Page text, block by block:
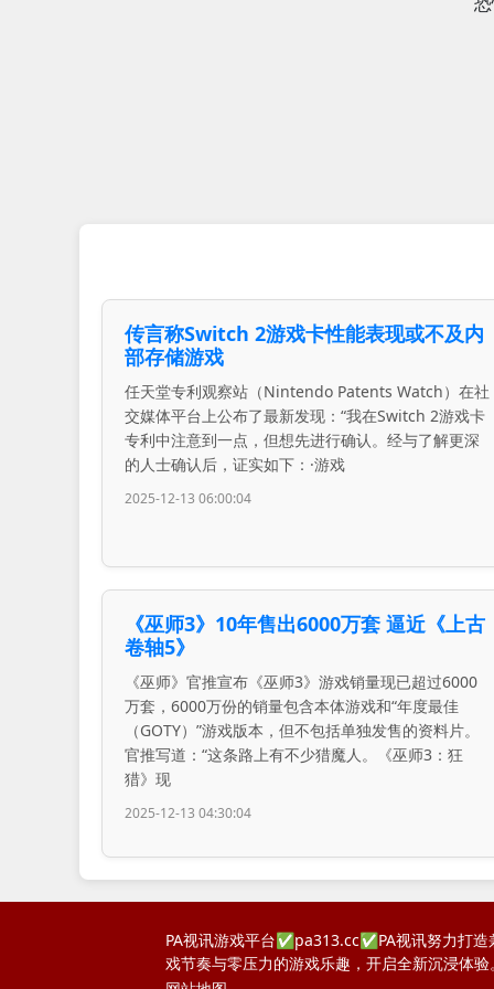
传言称Switch 2游戏卡性能表现或不及内
部存储游戏
任天堂专利观察站（Nintendo Patents Watch）在社
交媒体平台上公布了最新发现：“我在Switch 2游戏卡
专利中注意到一点，但想先进行确认。经与了解更深
的人士确认后，证实如下：·游戏
2025-12-13 06:00:04
《巫师3》10年售出6000万套 逼近《上古
卷轴5》
《巫师》官推宣布《巫师3》游戏销量现已超过6000
万套，6000万份的销量包含本体游戏和“年度最佳
（GOTY）”游戏版本，但不包括单独发售的资料片。
官推写道：“这条路上有不少猎魔人。《巫师3：狂
猎》现
2025-12-13 04:30:04
PA视讯游戏平台✅pa313.cc✅PA视讯努力打
戏节奏与零压力的游戏乐趣，开启全新沉浸体验